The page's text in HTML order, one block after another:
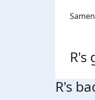
R's
R's